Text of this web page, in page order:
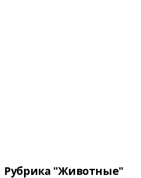
Рубрика "Животные"